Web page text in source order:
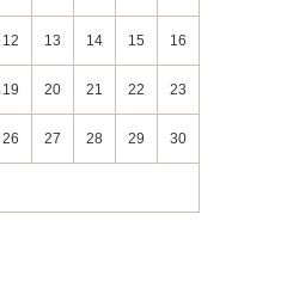
12 13 14 15 16
19 20 21 22 23
26 27 28 29 30